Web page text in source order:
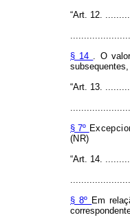
“Art. 12.
§ 14 . O
“Art. 13.
§ 7º
(NR)
“Art. 14.
§ 8º Em